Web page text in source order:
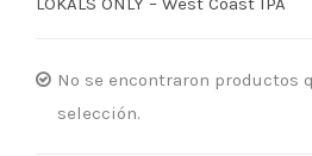
No se encontraron productos
selección.